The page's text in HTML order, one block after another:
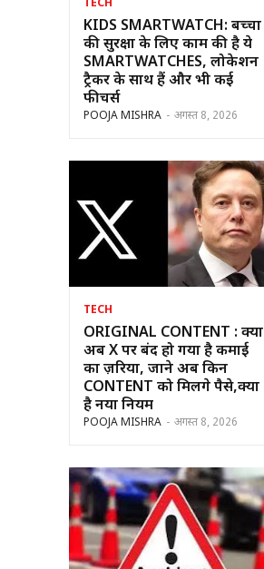
TECH
KIDS SMARTWATCH: बच्चों
की सुरक्षा के लिए काम की है ये
SMARTWATCHES, लोकेशन
ट्रैकर के साथ हैं और भी कई
फीचर्स
POOJA MISHRA - अगस्त 8, 2026
TECH
ORIGINAL CONTENT : क्या
अब X पर बंद हो गया है कमाई
का ज़रिया, जाने अब किन
CONTENT को मिलेंगे पैसे,क्या
है नया नियम
POOJA MISHRA - अगस्त 8, 2026